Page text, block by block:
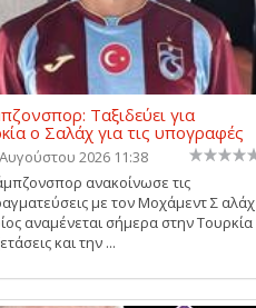
Ταξιδεύει για
ο Σαλάχ για τις υπογραφές
2026 11:38
ανακοίνωσε τις
με τον Μοχάμεντ Σ αλάχ ,
αναμένεται σήμερα στην Τουρκία
και την ...